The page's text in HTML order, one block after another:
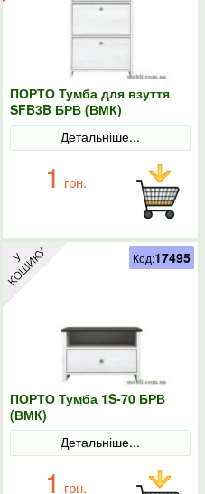
ПОРТО Тумба для взуття
SFB3B БРВ (ВМК)
Детальніше...
1 грн.
ПОРТО Тумба 1S-70 БРВ
(ВМК)
Детальніше...
1 грн.
Код:17495